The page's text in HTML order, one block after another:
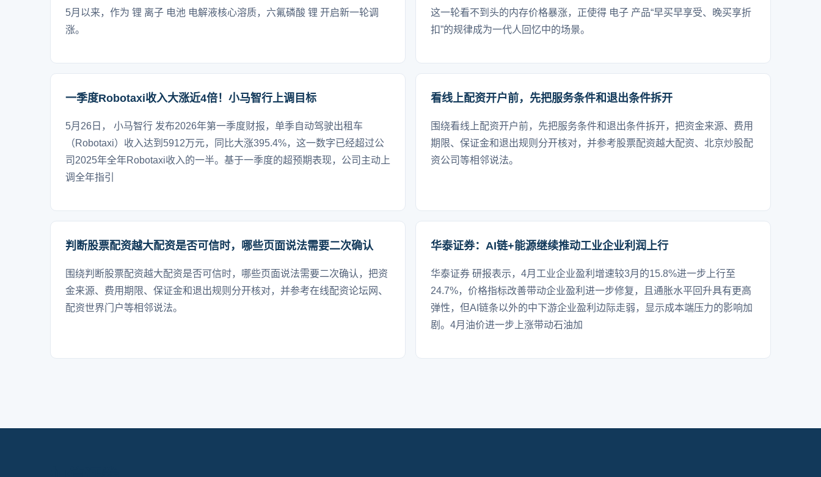
5月以来，作为 锂 离子 电池 电解液核心溶质，六氟磷酸 锂 开启新一轮调
涨。
这一轮看不到头的内存价格暴涨，正使得 电子 产品“早买早享受、晚买享折
扣”的规律成为一代人回忆中的场景。
一季度Robotaxi收入大涨近4倍！小马智行上调目标
5月26日， 小马智行 发布2026年第一季度财报，单季自动驾驶出租车
（Robotaxi）收入达到5912万元，同比大涨395.4%，这一数字已经超过公
司2025年全年Robotaxi收入的一半。基于一季度的超预期表现，公司主动上
调全年指引
看线上配资开户前，先把服务条件和退出条件拆开
围绕看线上配资开户前，先把服务条件和退出条件拆开，把资金来源、费用
期限、保证金和退出规则分开核对，并参考股票配资越大配资、北京炒股配
资公司等相邻说法。
判断股票配资越大配资是否可信时，哪些页面说法需要二次确认
围绕判断股票配资越大配资是否可信时，哪些页面说法需要二次确认，把资
金来源、费用期限、保证金和退出规则分开核对，并参考在线配资论坛网、
配资世界门户等相邻说法。
华泰证券：AI链+能源继续推动工业企业利润上行
华泰证券 研报表示，4月工业企业盈利增速较3月的15.8%进一步上行至
24.7%，价格指标改善带动企业盈利进一步修复，且通胀水平回升具有更高
弹性，但AI链条以外的中下游企业盈利边际走弱，显示成本端压力的影响加
剧。4月油价进一步上涨带动石油加